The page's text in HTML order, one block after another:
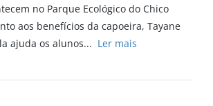
no Parque Ecológico do Chico
aos benefícios da capoeira, Tayane
ajuda os alunos... Ler mais